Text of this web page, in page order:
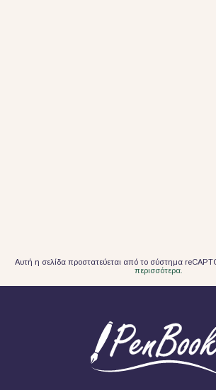
Αυτή η σελίδα προστατεύεται από το σύστημα
περισσότερα.